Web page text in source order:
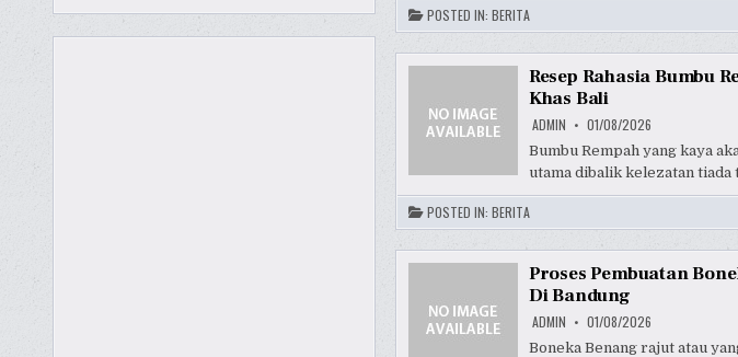
POSTED IN: BERITA
Resep Rahasia Bumbu
Khas Bali
ADMIN 01/08/2026
Bumbu Rempah yang kaya
utama dibalik kelezatan
POSTED IN: BERITA
Proses Pembuatan
Di Bandung
ADMIN 01/08/2026
Boneka Benang rajut atau